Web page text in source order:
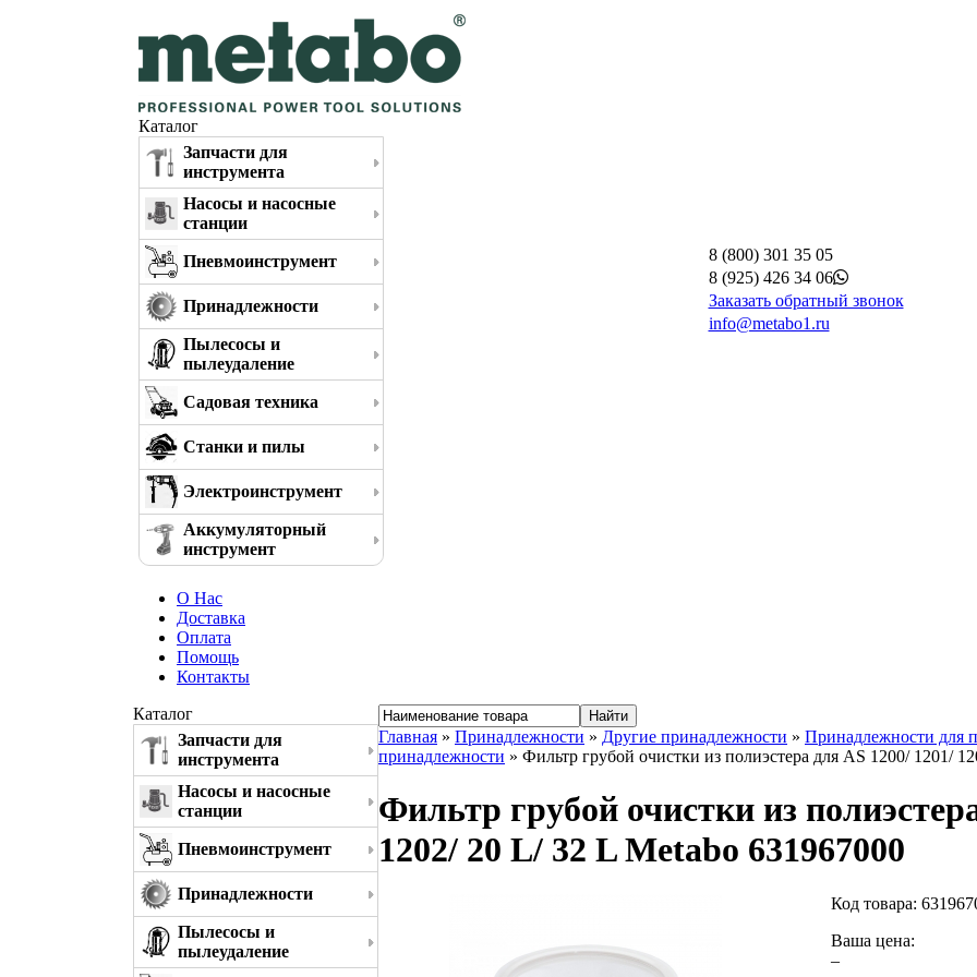
Каталог
Запчасти для
инструмента
Насосы и насосные
станции
Пневмоинструмент
Принадлежности
Пылесосы и
пылеудаление
Садовая техника
Станки и пилы
Электроинструмент
Аккумуляторный
инструмент
8 (800) 301 35 05
8 (925) 426 34 06
Заказать обратный звонок
info@metabo1.ru
О Нас
Доставка
Оплата
Помощь
Контакты
Каталог
Запчасти для
инструмента
Насосы и насосные
станции
Пневмоинструмент
Принадлежности
Пылесосы и
пылеудаление
Главная » Принадлежности » Другие принадлежности » Принадлежности для
принадлежности » Фильтр грубой очистки из полиэстера для AS 1200/ 1201/
Фильтр грубой очистки из
1202/ 20 L/ 32 L Metabo 631967000
Код товара:
Ваша цена:
–